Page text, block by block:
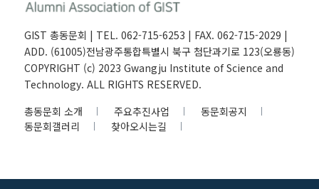
GIST 총동문회 | TEL. 062-715-6253 | FAX. 062-715-2029 |
ADD. (61005)전남광주통합특별시 북구 첨단과기로 123(오룡동)
COPYRIGHT (c) 2023 Gwangju Institute of Science and
Technology. ALL RIGHTS RESERVED.
총동문회 소개
주요추진사업
동문회공지
동문회갤러리
찾아오시는길